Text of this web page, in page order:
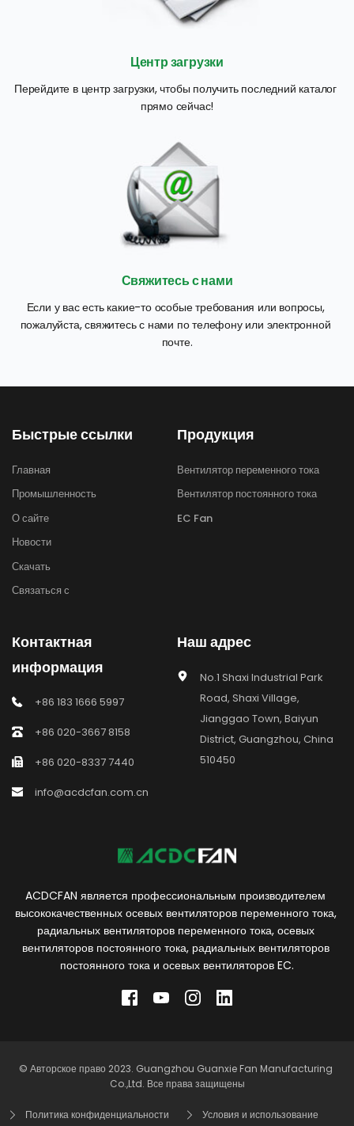
Центр загрузки
Перейдите в центр загрузки, чтобы получить последний каталог
прямо сейчас!
Свяжитесь с нами
Если у вас есть какие-то особые требования или вопросы,
пожалуйста, свяжитесь с нами по телефону или электронной
почте.
Быстрые ссылки
Главная
Промышленность
О сайте
Новости
Скачать
Связаться с
Продукция
Вентилятор переменного тока
Вентилятор постоянного тока
EC Fan
Контактная
информация
+86 183 1666 5997
+86 020-3667 8158
+86 020-8337 7440
info@acdcfan.com.cn
Наш адрес
No.1 Shaxi Industrial Park
Road, Shaxi Village,
Jianggao Town, Baiyun
District, Guangzhou, China
510450
ACDCFAN является профессиональным производителем
высококачественных осевых вентиляторов переменного тока,
радиальных вентиляторов переменного тока, осевых
вентиляторов постоянного тока, радиальных вентиляторов
постоянного тока и осевых вентиляторов EC.
© Авторское право 2023. Guangzhou Guanxie Fan Manufacturing
Co.,Ltd. Все права защищены
Политика конфиденциальности Условия и использование